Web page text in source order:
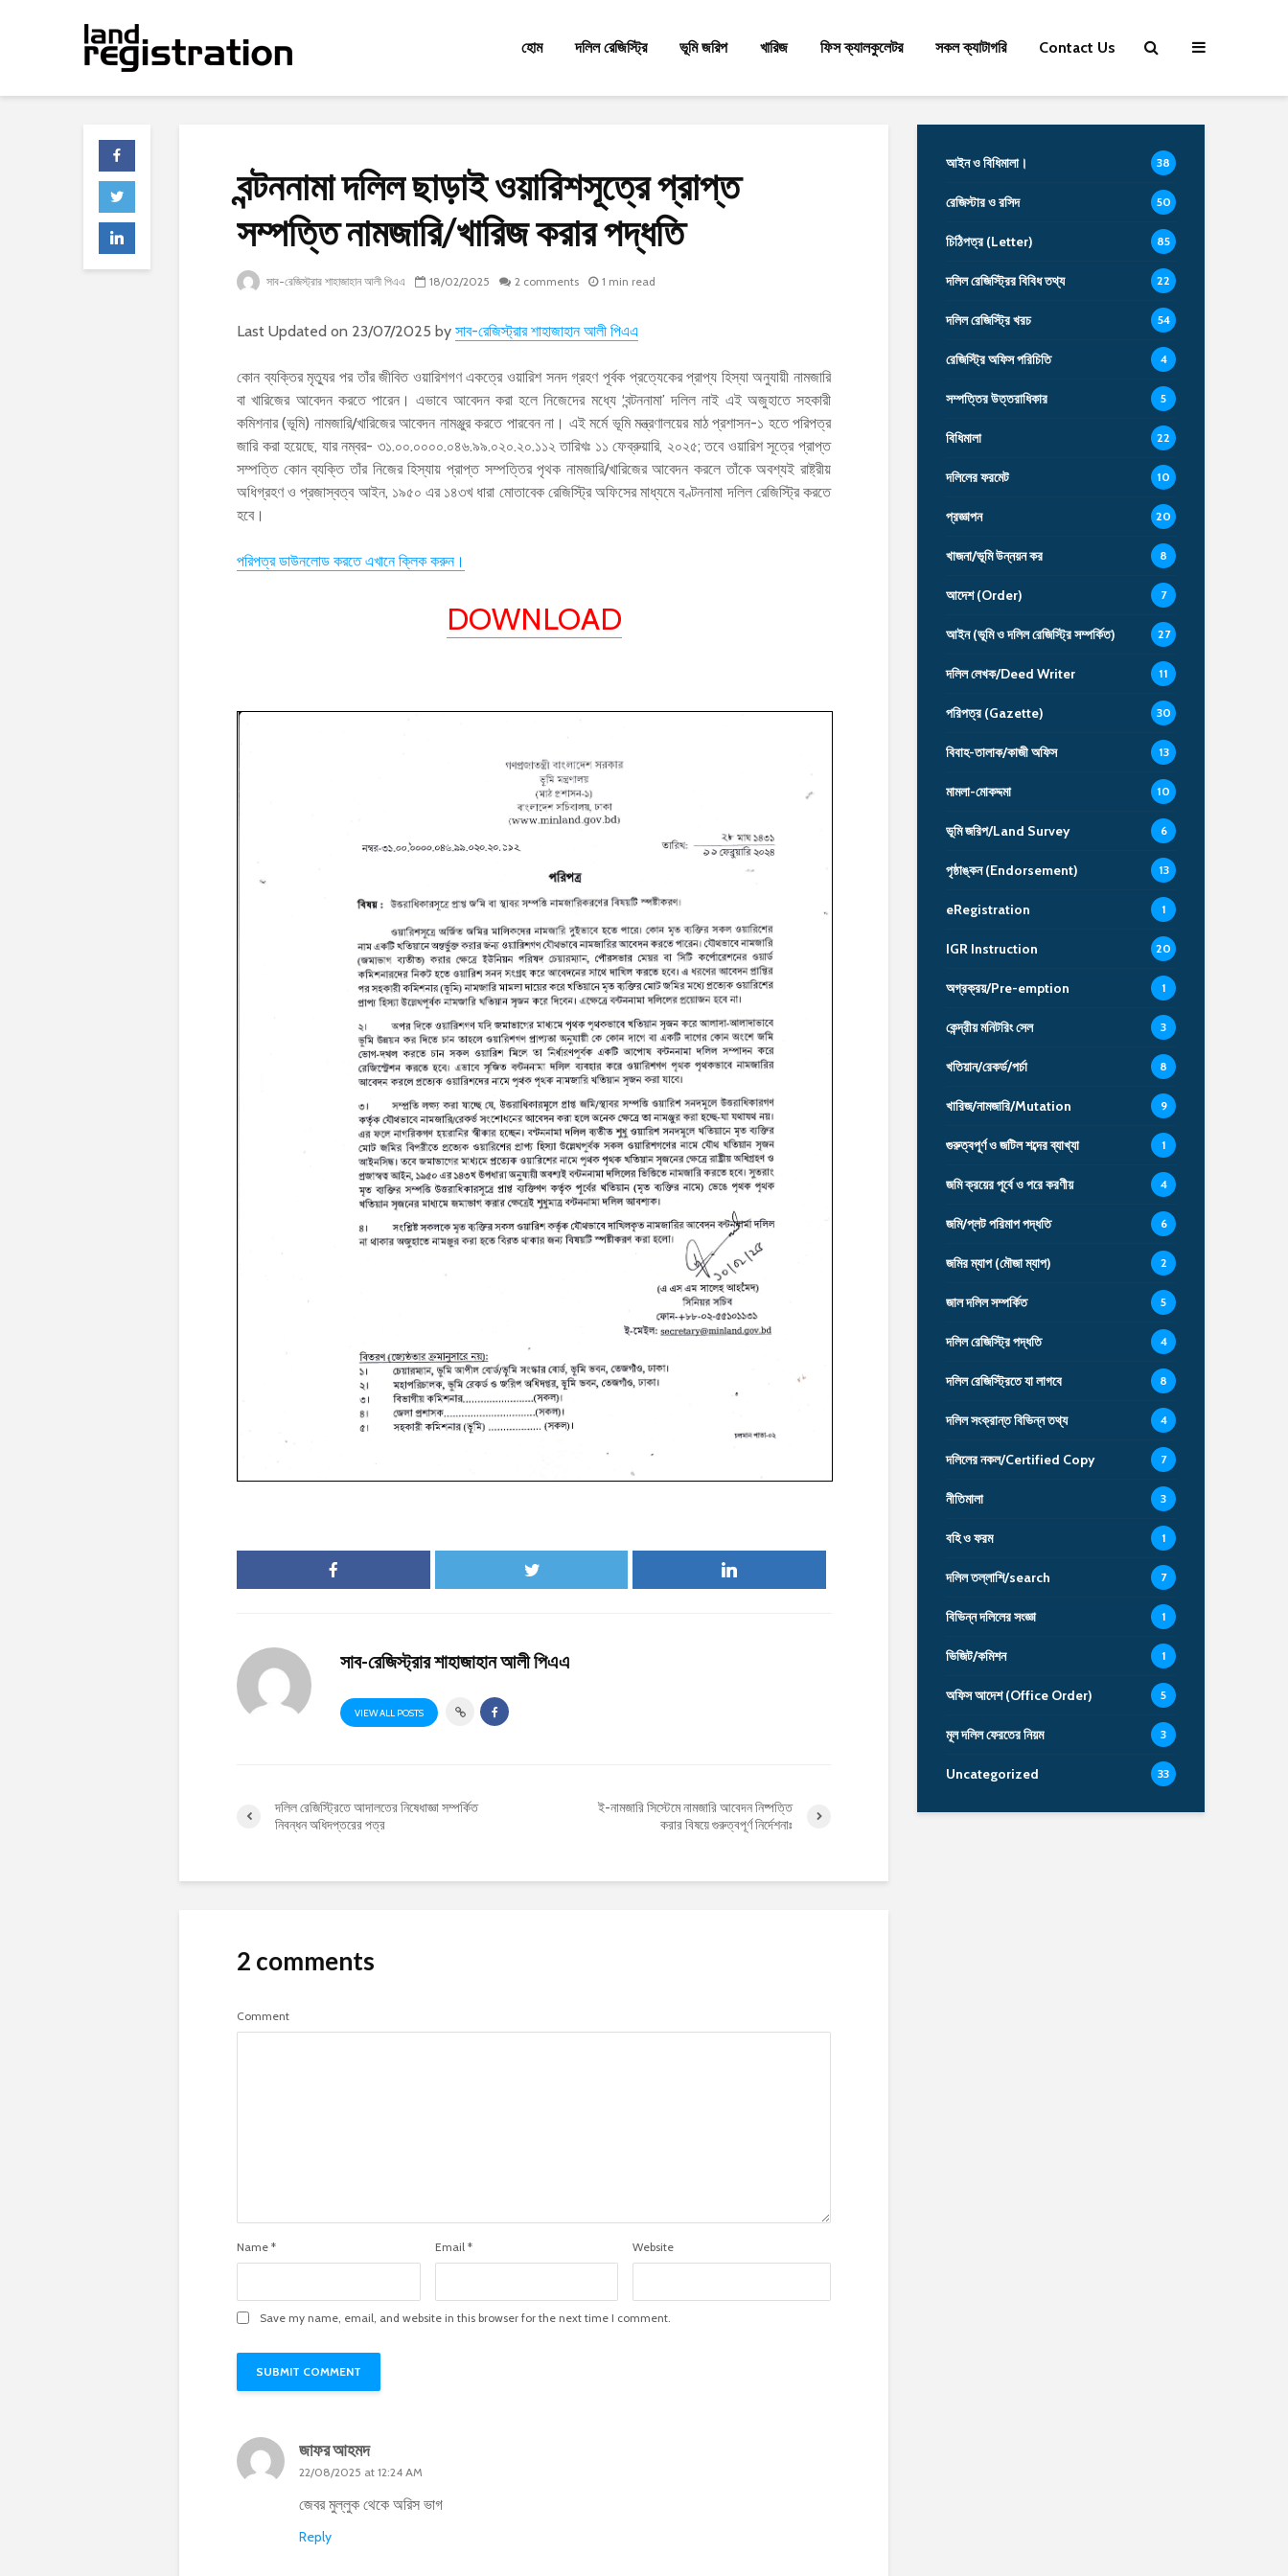
হোম দলিল রেজিস্ট্রি ভূমি জরিপ খারিজ ফিস ক্যালকুলেটর সকল ক্যাটাগরি Contact Us
বন্টননামা দলিল ছাড়াই ওয়ারিশসূত্রে প্রাপ্ত
সম্পত্তি নামজারি/খারিজ করার পদ্ধতি
সাব-রেজিস্ট্রার শাহাজাহান আলী পিএএ 18/02/2025 2 comments 1 min read
Last Updated on 23/07/2025 by সাব-রেজিস্ট্রার শাহাজাহান আলী পিএএ
কোন ব্যক্তির মৃত্যুর পর তাঁর জীবিত ওয়ারিশগণ একত্রে ওয়ারিশ সনদ গ্রহণ পূর্বক প্রত্যেকের প্রাপ্য হিস্যা অনুযায়ী নামজারি
বা খারিজের আবেদন করতে পারেন। এভাবে আবেদন করা হলে নিজেদের মধ্যে ‘বন্টননামা’ দলিল নাই এই অজুহাতে সহকারী
কমিশনার (ভূমি) নামজারি/খারিজের আবেদন নামঞ্জুর করতে পারবেন না। এই মর্মে ভূমি মন্ত্রণালয়ের মাঠ প্রশাসন-১ হতে পরিপত্র
জারি করা হয়েছে, যার নম্বর- ৩১.০০.০০০০.০৪৬.৯৯.০২০.২০.১১২ তারিখঃ ১১ ফেব্রুয়ারি, ২০২৫; তবে ওয়ারিশ সূত্রে প্রাপ্ত
সম্পত্তি কোন ব্যক্তি তাঁর নিজের হিস্যায় প্রাপ্ত সম্পত্তির পৃথক নামজারি/খারিজের আবেদন করলে তাঁকে অবশ্যই রাষ্ট্রীয়
অধিগ্রহণ ও প্রজাস্বত্ব আইন, ১৯৫০ এর ১৪৩খ ধারা মোতাবেক রেজিস্ট্রি অফিসের মাধ্যমে বণ্টননামা দলিল রেজিস্ট্রি করতে
হবে।
পরিপত্র ডাউনলোড করতে এখানে ক্লিক করুন।
DOWNLOAD
সাব-রেজিস্ট্রার শাহাজাহান আলী পিএএ
VIEW ALL POSTS
দলিল রেজিস্ট্রিতে আদালতের নিষেধাজ্ঞা সম্পর্কিত
নিবন্ধন অধিদপ্তরের পত্র
ই-নামজারি সিস্টেমে নামজারি আবেদন নিষ্পত্তি
করার বিষয়ে গুরুত্বপূর্ণ নির্দেশনাঃ
2 comments
Comment
Name * Email * Website
Save my name, email, and website in this browser for the next time I comment.
জাফর আহমদ
22/08/2025 at 12:24 AM
জেবর মুল্লুক থেকে অরিস ভাগ
Reply
আইন ও বিধিমালা। 38
রেজিস্টার ও রসিদ 50
চিঠিপত্র (Letter) 85
দলিল রেজিস্ট্রির বিবিধ তথ্য 22
দলিল রেজিস্ট্রি খরচ 54
রেজিস্ট্রি অফিস পরিচিতি 4
সম্পত্তির উত্তরাধিকার 5
বিধিমালা 22
দলিলের ফরমেট 10
প্রজ্ঞাপন 20
খাজনা/ভূমি উন্নয়ন কর 8
আদেশ (Order) 7
আইন (ভূমি ও দলিল রেজিস্ট্রি সম্পর্কিত) 27
দলিল লেখক/Deed Writer 11
পরিপত্র (Gazette) 30
বিবাহ-তালাক/কাজী অফিস 13
মামলা-মোকদ্দমা 10
ভূমি জরিপ/Land Survey 6
পৃষ্ঠাঙ্কন (Endorsement) 13
eRegistration 1
IGR Instruction 20
অগ্রক্রয়/Pre-emption 1
কেন্দ্রীয় মনিটরিং সেল 3
খতিয়ান/রেকর্ড/পর্চা 8
খারিজ/নামজারি/Mutation 9
গুরুত্বপূর্ণ ও জটিল শব্দের ব্যাখ্যা 1
জমি ক্রয়ের পূর্বে ও পরে করণীয় 4
জমি/প্লট পরিমাপ পদ্ধতি 6
জমির ম্যাপ (মৌজা ম্যাপ) 2
জাল দলিল সম্পর্কিত 5
দলিল রেজিস্ট্রি পদ্ধতি 4
দলিল রেজিস্ট্রিতে যা লাগবে 8
দলিল সংক্রান্ত বিভিন্ন তথ্য 4
দলিলের নকল/Certified Copy 7
নীতিমালা 3
বহি ও ফরম 1
দলিল তল্লাশি/search 7
বিভিন্ন দলিলের সংজ্ঞা 1
ভিজিট/কমিশন 1
অফিস আদেশ (Office Order) 5
মূল দলিল ফেরতের নিয়ম 3
Uncategorized 33